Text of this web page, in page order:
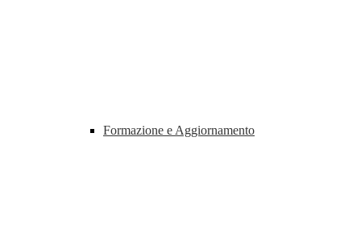
Formazione e Aggiornamento